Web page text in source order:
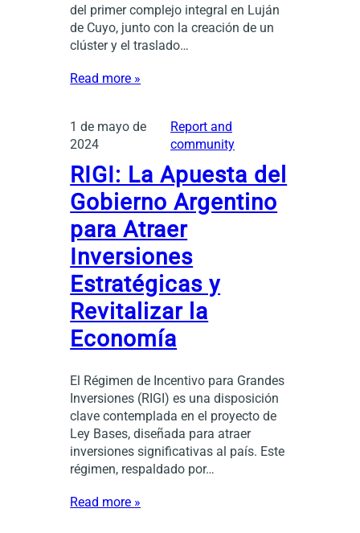
del primer complejo integral en Luján
de Cuyo, junto con la creación de un
clúster y el traslado…
Read more »
1 de mayo de
2024
Report and
community
RIGI: La Apuesta del
Gobierno Argentino
para Atraer
Inversiones
Estratégicas y
Revitalizar la
Economía
El Régimen de Incentivo para Grandes
Inversiones (RIGI) es una disposición
clave contemplada en el proyecto de
Ley Bases, diseñada para atraer
inversiones significativas al país. Este
régimen, respaldado por…
Read more »